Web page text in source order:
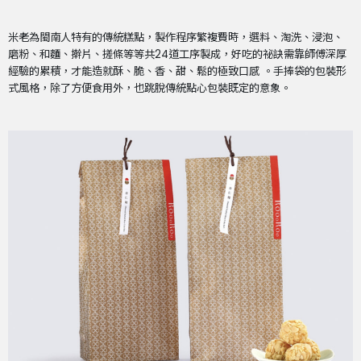
米老為閩南人特有的傳統糕點，製作程序繁複費時，選料、淘洗、浸泡、
磨粉、和麵、擀片、搓條等等共24道工序製成，好吃的祕訣需靠師傅深厚
經驗的累積，才能造就酥、脆、香、甜、鬆的極致口感 。手捧袋的包裝形
式風格，除了方便食用外，也跳脫傳統點心包裝既定的意象。